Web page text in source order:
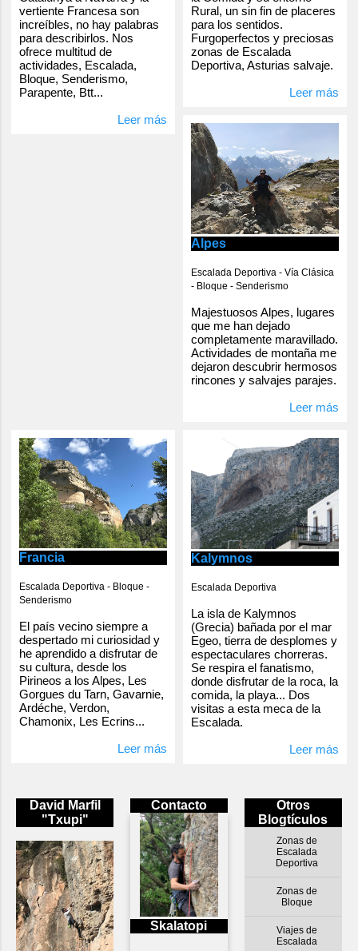
vertiente Francesa son
increíbles, no hay palabras
para describirlos. Nos
ofrece multitud de
actividades, Escalada,
Bloque, Senderismo,
Parapente, Btt...
Leer más
Rural, un sin fin de placeres
para los sentidos.
Furgoperfectos y preciosas
zonas de Escalada
Deportiva, Asturias salvaje.
Leer más
Alpes
Escalada Deportiva - Vía Clásica
- Bloque - Senderismo
Majestuosos Alpes, lugares
que me han dejado
completamente maravillado.
Actividades de montaña me
dejaron descubrir hermosos
rincones y salvajes parajes.
Leer más
Francia
Escalada Deportiva - Bloque -
Senderismo
El país vecino siempre a
despertado mi curiosidad y
he aprendido a disfrutar de
su cultura, desde los
Pirineos a los Alpes, Les
Gorgues du Tarn, Gavarnie,
Ardéche, Verdon,
Chamonix, Les Ecrins...
Leer más
Kalymnos
Escalada Deportiva
La isla de Kalymnos
(Grecia) bañada por el mar
Egeo, tierra de desplomes y
espectaculares chorreras.
Se respira el fanatismo,
donde disfrutar de la roca, la
comida, la playa... Dos
visitas a esta meca de la
Escalada.
Leer más
Otros
Blogtículos
Zonas de
Escalada
Deportiva
Zonas de
Bloque
Viajes de
Escalada
David Marfil
"Txupi"
Contacto
Skalatopi